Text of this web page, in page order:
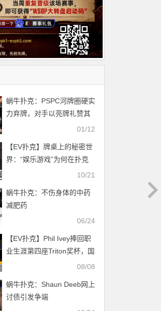
蜗牛扑克：PSPC河牌圈硬实
力弃牌，对手以亮牌礼赞其
01/12
【EV扑克】牌桌上的秘密世
界：“娱乐游戏”为何在扑克
10/21
蜗牛扑克：不伤身体的中药
减肥药
06/24
【EV扑克】Phil Ivey捧回职
业生涯第四座Triton奖杯，国
08/08
蜗牛扑克：Shaun Deeb网上
讨债引发争端